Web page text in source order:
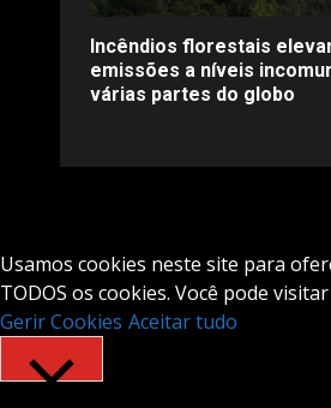
Incêndios florestais
emissões a níveis
várias partes do globo
Usamos cookies neste site para
TODOS os cookies. Você pode
Gerir Cookies Aceitar tudo